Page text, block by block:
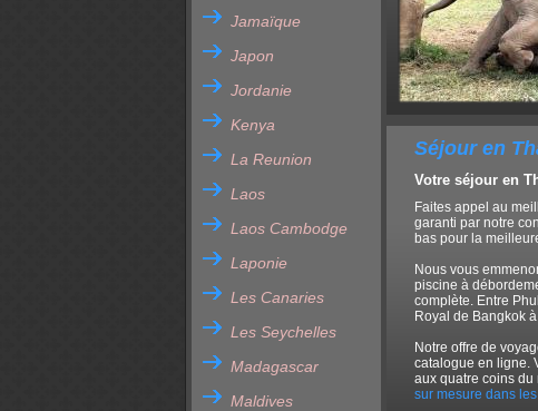
Jamaïque
Japon
Jordanie
Kenya
La Reunion
Laos
Laos Cambodge
Laponie
Les Canaries
Les Seychelles
Madagascar
Maldives
Séjour en
Votre séjour en
Faites appel au
garanti par notre
bas pour la
Nous vous
piscine à
complète. Entre
Royal de Bangkok
Notre offre de
catalogue en ligne.
aux quatre coins du
sur mesure dans